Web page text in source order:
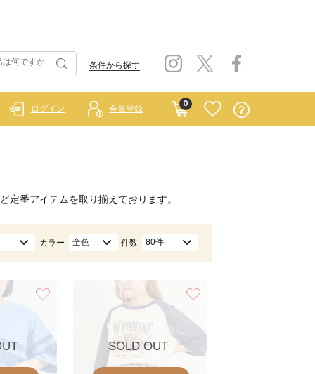
条件から探す
0
ログイン 会員登録
定番アイテムを取り揃えております。
カラー 全色 件数 80件
SOLD OUT